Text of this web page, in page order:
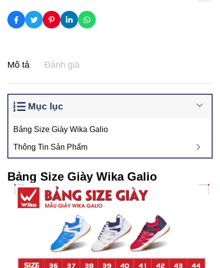
Mô tả Đánh giá
Mục lục
Bảng Size Giày Wika Galio
Thông Tin Sản Phẩm
Bảng Size Giày Wika Galio